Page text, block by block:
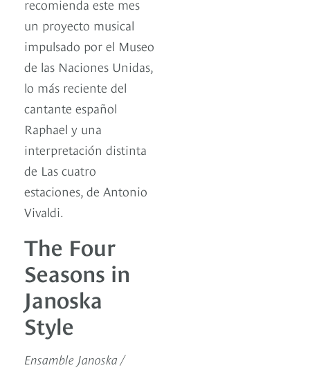
recomienda este mes
un proyecto musical
impulsado por el Museo
de las Naciones Unidas,
lo más reciente del
cantante español
Raphael y una
interpretación distinta
de Las cuatro
estaciones, de Antonio
Vivaldi.
The Four
Seasons in
Janoska
Style
Ensamble Janoska /